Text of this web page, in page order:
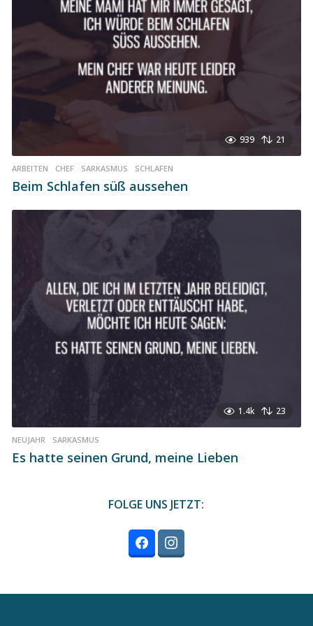
939 21
ARBEITEN ,CHEF ,SARKASMUS ,SCHLAFEN
Beim Schlafen süß aussehen
1.4k 23
NEUJAHR ,SARKASMUS
Es hatte seinen Grund, meine Lieben
FOLGE UNS JETZT: